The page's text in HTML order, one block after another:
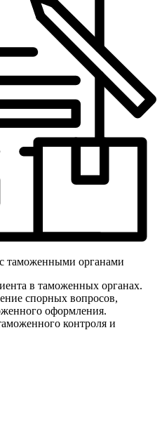
таможенными органами
в таможенных органах.
спорных вопросов,
оформления.
контроля и